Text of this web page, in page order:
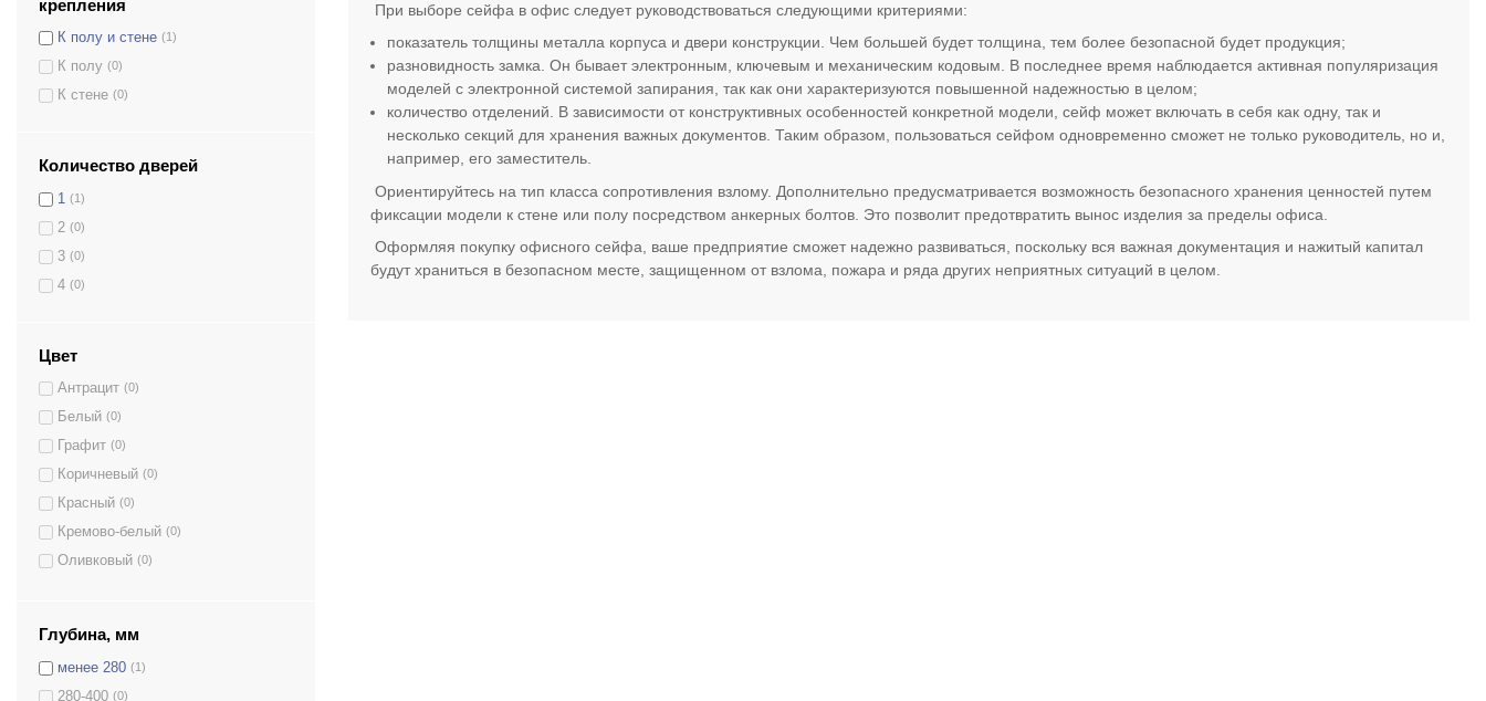
крепления
К полу и стене (1)
К полу (0)
К стене (0)
Количество дверей
1 (1)
2 (0)
3 (0)
4 (0)
Цвет
Антрацит (0)
Белый (0)
Графит (0)
Коричневый (0)
Красный (0)
Кремово-белый (0)
Оливковый (0)
Серый антрацит
Синий (0)
Глубина, мм
менее 280 (1)
280-400 (0)
При выборе сейфа в офис следует руководствоваться следующими критериями:
показатель толщины металла корпуса и двери конструкции. Чем большей будет толщина, тем более безопасной будет продукция;
разновидность замка. Он бывает электронным, ключевым и механическим кодовым. В последнее время наблюдается активная популяризация
моделей с электронной системой запирания, так как они характеризуются повышенной надежностью в целом;
количество отделений. В зависимости от конструктивных особенностей конкретной модели, сейф может включать в себя как одну, так и
несколько секций для хранения важных документов. Таким образом, пользоваться сейфом одновременно сможет не только руководитель, но и,
например, его заместитель.
Ориентируйтесь на тип класса сопротивления взлому. Дополнительно предусматривается возможность безопасного хранения ценностей путем
фиксации модели к стене или полу посредством анкерных болтов. Это позволит предотвратить вынос изделия за пределы офиса.
Оформляя покупку офисного сейфа, ваше предприятие сможет надежно развиваться, поскольку вся важная документация и нажитый капитал
будут храниться в безопасном месте, защищенном от взлома, пожара и ряда других неприятных ситуаций в целом.